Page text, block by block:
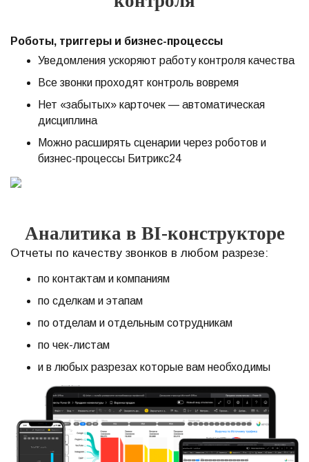
Роботы, триггеры и бизнес-процессы
Уведомления ускоряют работу контроля качества
Все звонки проходят контроль вовремя
Нет «забытых» карточек — автоматическая
дисциплина
Можно расширять сценарии через роботов и
бизнес-процессы Битрикс24
Аналитика в BI-конструкторе
Отчеты по качеству звонков в любом разрезе:
по контактам и компаниям
по сделкам и этапам
по отделам и отдельным сотрудникам
по чек-листам
и в любых разрезах которые вам необходимы